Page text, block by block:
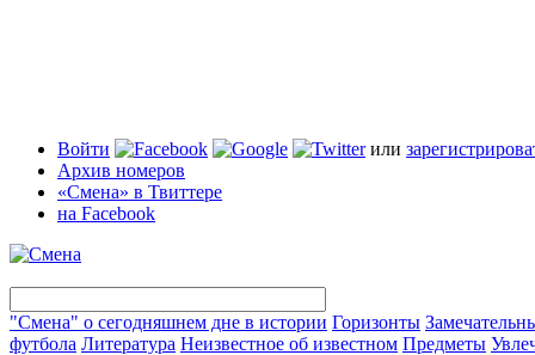
Войти или
Архив номеров
«Смена» в Твиттере
на Facebook
"Смена" о сегодняшнем дне в истории Горизонты
футбола Литература Неизвестное об известном Предметы